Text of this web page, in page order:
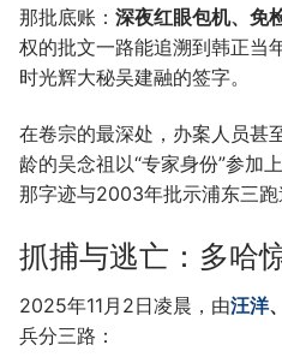
那批底账： 深夜红眼包机、免
权的批文一路能追溯到韩正当
时光辉大秘吴建融的签字。
在卷宗的最深处，办案人员甚
龄的吴念祖以“专家身份”参加
那字迹与2003年批示浦东三跑
抓捕与逃亡：多哈
2025年11月2日凌晨，由汪洋、
兵分三路：